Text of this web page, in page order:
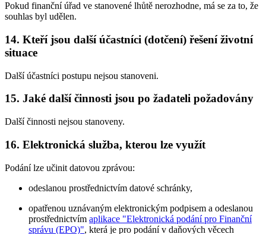
Pokud finanční úřad ve stanovené lhůtě nerozhodne, má se za to, že
souhlas byl udělen.
14. Kteří jsou další účastníci (dotčení) řešení životní
situace
Další účastníci postupu nejsou stanoveni.
15. Jaké další činnosti jsou po žadateli požadovány
Další činnosti nejsou stanoveny.
16. Elektronická služba, kterou lze využít
Podání lze učinit datovou zprávou:
odeslanou prostřednictvím datové schránky,
opatřenou uznávaným elektronickým podpisem a odeslanou
prostřednictvím aplikace "Elektronická podání pro Finanční
správu (EPO)", která je pro podání v daňových věcech